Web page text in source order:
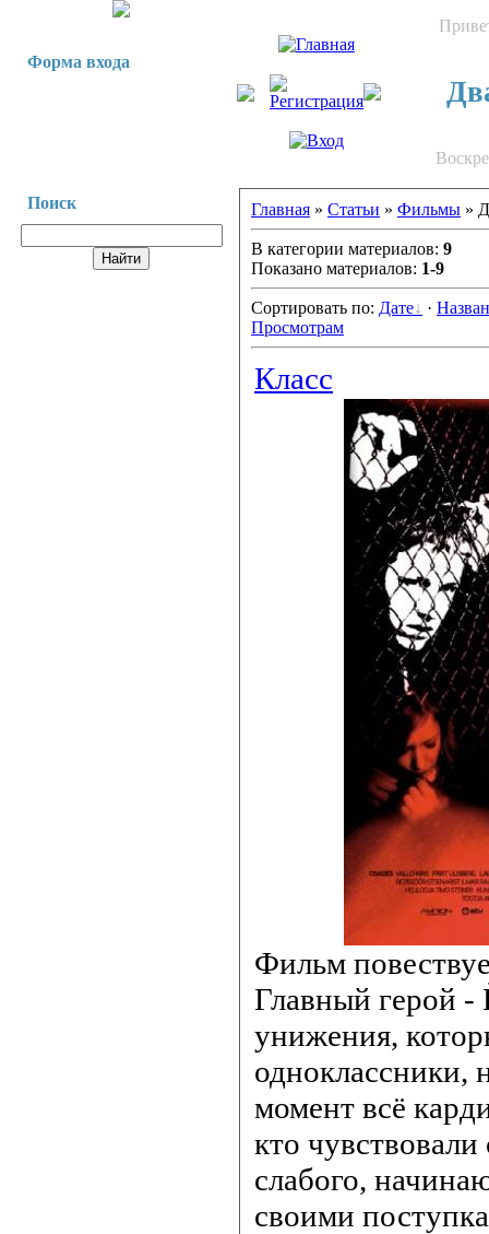
Форма входа
Поиск Главная » Статьи » Фильмы »
В категории материалов: 9
Показано материалов: 1-9
Сортировать по: Дате ·
Просмотрам
Класс
Фильм
Главный герой -
унижения,
одноклассники,
момент всё
кто
слабого,
своими